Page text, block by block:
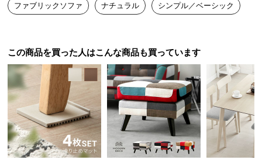
の
つ
い
て
中
型
商
品
ファブリックソファ ナチュラル シンプル／ベーシック
この商品を買った人はこんな商品も買っています